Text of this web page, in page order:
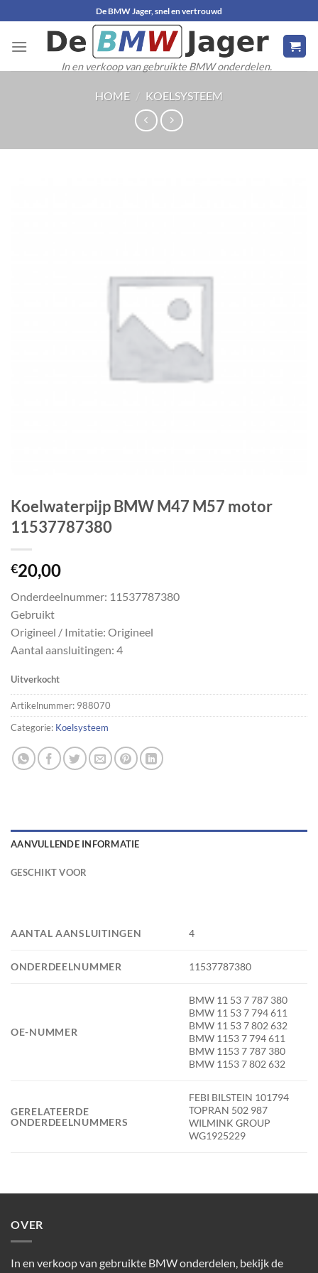
naar
inhoud
De BMW Jager, snel en vertrouwd
In en verkoop van gebruikte BMW onderdelen.
HOME / KOELSYSTEEM
Koelwaterpijp BMW M47 M57 motor
11537787380
€20,00
Onderdeelnummer: 11537787380
Gebruikt
Origineel / Imitatie: Origineel
Aantal aansluitingen: 4
Uitverkocht
Artikelnummer: 988070
Categorie: Koelsysteem
AANVULLENDE INFORMATIE
GESCHIKT VOOR
AANTAL AANSLUITINGEN 4
ONDERDEELNUMMER 11537787380
OE-NUMMER
BMW 11 53 7 787 380
BMW 11 53 7 794 611
BMW 11 53 7 802 632
BMW 1153 7 794 611
BMW 1153 7 787 380
BMW 1153 7 802 632
GERELATEERDE
ONDERDEELNUMMERS
FEBI BILSTEIN 101794
TOPRAN 502 987
WILMINK GROUP
WG1925229
OVER
In en verkoop van gebruikte BMW onderdelen, bekijk de